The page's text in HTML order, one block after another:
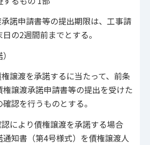
諾申請書等の提出期限は、工事請
の2週間前までとする。
譲渡を承諾するに当たって、前条
権譲渡承諾申請書等の提出を受けた
認を行うものとする。
により債権譲渡を承諾する場合
知書（第4号様式）を債権譲渡人